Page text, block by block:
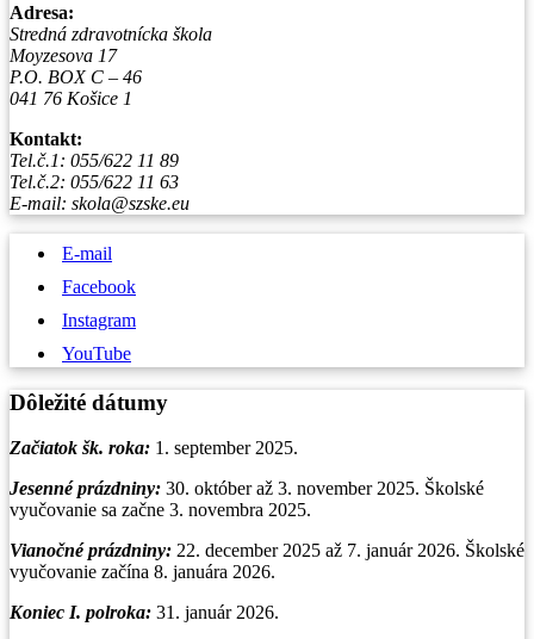
Adresa:
Stredná zdravotnícka škola
Moyzesova 17
P.O. BOX C – 46
041 76 Košice 1
Kontakt:
Tel.č.1: 055/622 11 89
Tel.č.2: 055/622 11 63
E-mail: skola@szske.eu
E-mail
Facebook
Instagram
YouTube
Dôležité dátumy
Začiatok šk. roka: 1. september 2025.
Jesenné prázdniny: 30. október až 3. november 2025. Školské
vyučovanie sa začne 3. novembra 2025.
Vianočné prázdniny: 22. december 2025 až 7. január 2026. Školské
vyučovanie začína 8. januára 2026.
Koniec I. polroka: 31. január 2026.